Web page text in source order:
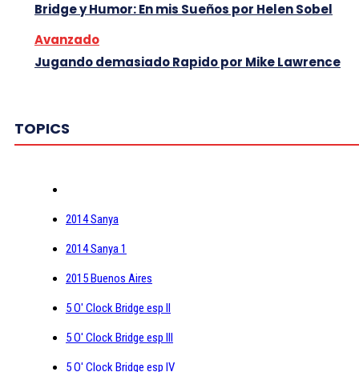
Bridge y Humor: En mis Sueños por Helen Sobel
Avanzado
Jugando demasiado Rapido por Mike Lawrence
TOPICS
2014 Sanya
2014 Sanya 1
2015 Buenos Aires
5 O' Clock Bridge esp II
5 O' Clock Bridge esp III
5 O' Clock Bridge esp IV